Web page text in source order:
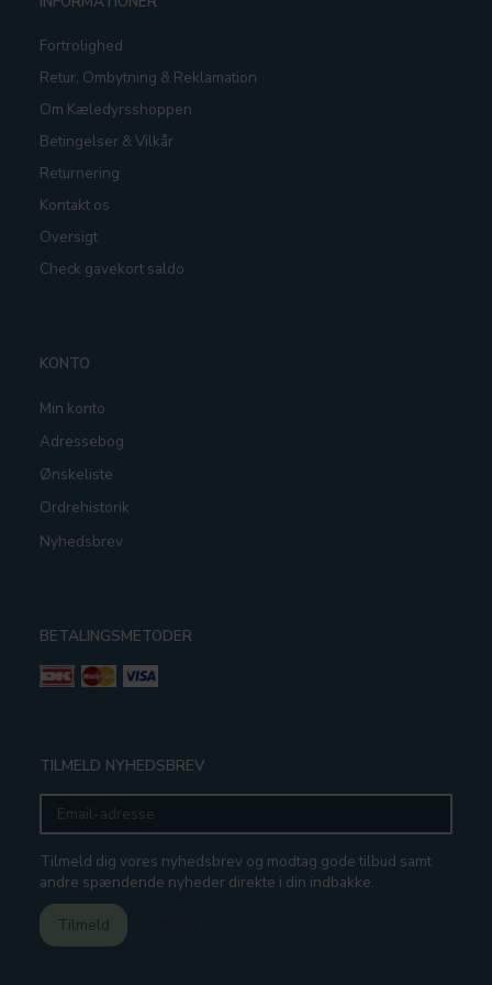
Fortrolighed
Retur, Ombytning & Reklamation
Om Kæledyrsshoppen
Betingelser & Vilkår
Returnering
Kontakt os
Oversigt
Check gavekort saldo
KONTO
Min konto
Adressebog
Ønskeliste
Ordrehistorik
Nyhedsbrev
BETALINGSMETODER
TILMELD NYHEDSBREV
Email-
adresse
Tilmeld dig vores nyhedsbrev og modtag gode tilbud samt
andre spændende nyheder direkte i din indbakke.
Tilmeld